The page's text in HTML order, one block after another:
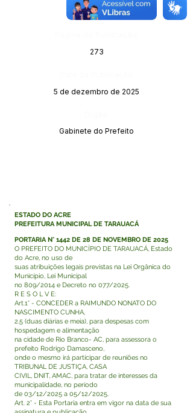
14162
273
5 de dezembro de 2025
Gabinete do Prefeito
ESTADO DO ACRE
PREFEITURA MUNICIPAL DE TARAUACÁ
PORTARIA N° 1442 DE 28 DE NOVEMBRO DE 2025
O PREFEITO DO MUNICÍPIO DE TARAUACÁ, Estado
do Acre, no uso de
suas atribuições legais previstas na Lei Orgânica do
Município, Lei Municipal
no 809/2014 e Decreto no 077/2025.
R E S O L V E:
Art.1° - CONCEDER a RAIMUNDO NONATO DO
NASCIMENTO CUNHA,
2,5 (duas diárias e meia), para despesas com
hospedagem e alimentação
na cidade de Rio Branco- AC, para assessora o
prefeito Rodrigo Damasceno,
onde o mesmo irá participar de reuniões no
TRIBUNAL DE JUSTIÇA, CASA
CIVIL, DNIT, AMAC, para tratar de interesses da
municipalidade, no período
de 03/12/2025 a 05/12/2025.
Art. 2° - Esta Portaria entra em vigor na data de sua